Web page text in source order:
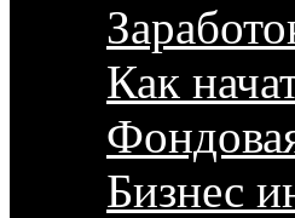
Как
Бизнес